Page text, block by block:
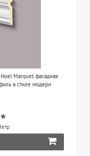
Marquet фасадная
в стиле модерн